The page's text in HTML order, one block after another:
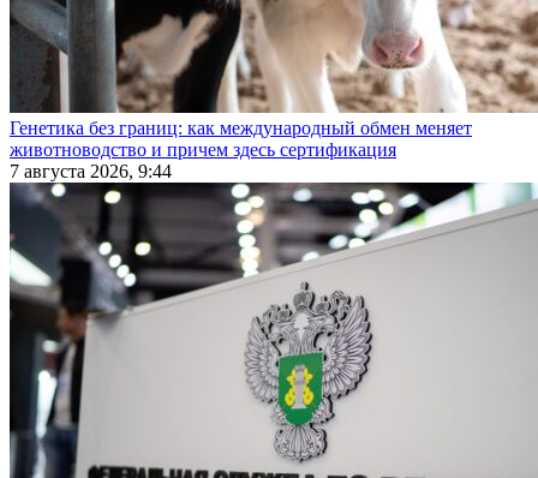
Генетика без границ: как международный обмен меняет
животноводство и причем здесь сертификация
7 августа 2026, 9:44